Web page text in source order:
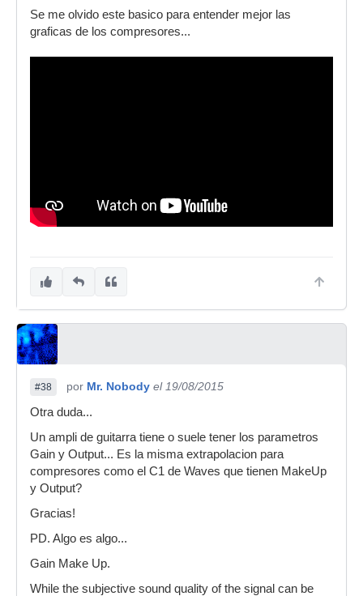
Se me olvido este basico para entender mejor las
graficas de los compresores...
#38 por Mr. Nobody el 19/08/2015
Otra duda...
Un ampli de guitarra tiene o suele tener los parametros
Gain y Output... Es la misma extrapolacion para
compresores como el C1 de Waves que tienen MakeUp
y Output?
Gracias!
PD. Algo es algo...
Gain Make Up.
While the subjective sound quality of the signal can be